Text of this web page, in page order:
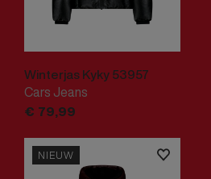
Winterjas Kyky 53957
Cars Jeans
€ 79,99
NIEUW